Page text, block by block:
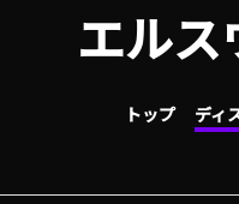
よ
エル
トップ ディ